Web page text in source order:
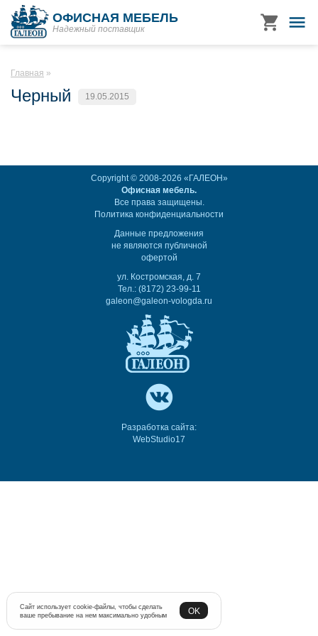
ОФИСНАЯ МЕБЕЛЬ
Надежный поставщик
Главная
Черный 19.05.2015
Copyright © 2008-2026 «ГАЛЕОН»
Офисная мебель.
Все права защищены.
Политика конфиденциальности
Данные предложения
не являются публичной
офертой
ул. Костромская, д. 7
Тел.: (8172) 23-99-11
galeon@galeon-vologda.ru
Разработка сайта:
WebStudio17
Сайт использует cookie-файлы, чтобы сделать
ваше пребывание на нем максимально удобным
OK